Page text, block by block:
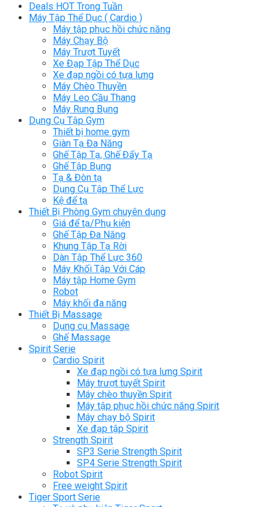
Deals HOT Trong Tuần
Máy Tập Thể Dục ( Cardio )
Máy tập phục hồi chức năng
Máy Chạy Bộ
Máy Trượt Tuyết
Xe Đạp Tập Thể Dục
Xe đạp ngồi có tựa lưng
Máy Chèo Thuyền
Máy Leo Cầu Thang
Máy Rung Bụng
Dụng Cụ Tập Gym
Thiết bị home gym
Giàn Tạ Đa Năng
Ghế Tập Tạ, Ghế Đẩy Tạ
Ghế Tập Bụng
Tạ & Đòn tạ
Dụng Cụ Tập Thể Lực
Kệ để tạ
Thiết Bị Phòng Gym chuyên dụng
Giá để tạ/Phụ kiện
Ghế Tập Đa Năng
Khung Tập Tạ Rời
Dàn Tập Thể Lực 360
Máy Khối Tập Với Cáp
Máy tập Home Gym
Robot
Máy khối đa năng
Thiết Bị Massage
Dụng cụ Massage
Ghế Massage
Spirit Serie
Cardio Spirit
Xe đạp ngồi có tựa lưng Spirit
Máy trượt tuyết Spirit
Máy chèo thuyền Spirit
Máy tập phục hồi chức năng Spirit
Máy chạy bộ Spirit
Xe đạp tập Spirit
Strength Spirit
SP3 Serie Strength Spirit
SP4 Serie Strength Spirit
Robot Spirit
Free weight Spirit
Tiger Sport Serie